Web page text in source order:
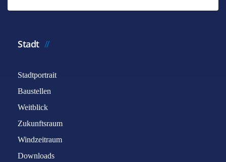
Stadt
Stadtportrait
Baustellen
Weitblick
Zukunftsraum
Windzeitraum
Downloads